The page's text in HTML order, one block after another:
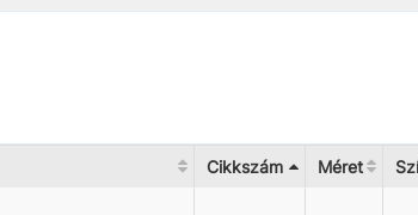
Cikkszám Méret